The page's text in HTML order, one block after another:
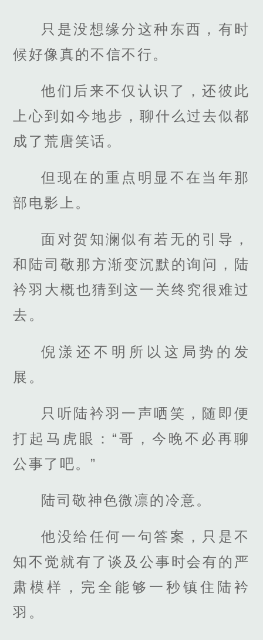
只是没想缘分这种东西，有时
候好像真的不信不行。
他们后来不仅认识了，还彼此
上心到如今地步，聊什么过去似都
成了荒唐笑话。
但现在的重点明显不在当年那
部电影上。
面对贺知澜似有若无的引导，
和陆司敬那方渐变沉默的询问，陆
衿羽大概也猜到这一关终究很难过
去。
倪漾还不明所以这局势的发
展。
只听陆衿羽一声哂笑，随即便
打起马虎眼：“哥，今晚不必再聊
公事了吧。”
陆司敬神色微凛的冷意。
他没给任何一句答案，只是不
知不觉就有了谈及公事时会有的严
肃模样，完全能够一秒镇住陆衿
羽。